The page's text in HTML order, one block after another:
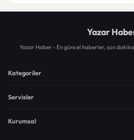
Yazar
Yazar Haber - En güncel haberler, son
Kategoriler
Servisler
Kurumsal